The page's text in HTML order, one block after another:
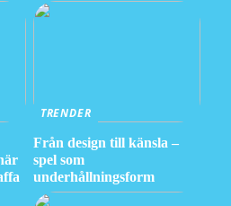
TRENDER
Från design till känsla –
spel som
underhållningsform